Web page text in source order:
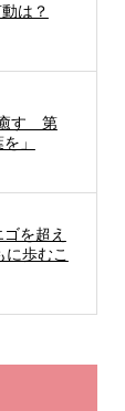
は？
癒す 第
」
を超え
歩むこ